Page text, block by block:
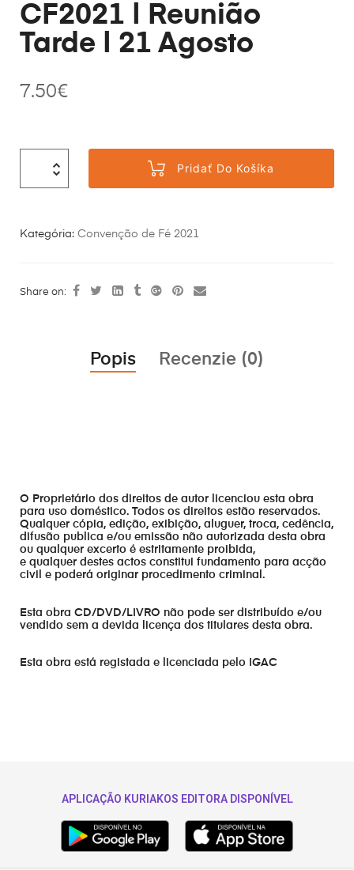
CF2021 | Reunião
Tarde | 21 Agosto
7.50€
Pridať Do Košíka
Kategória: Convenção de Fé 2021
Share on:
Popis Recenzie (0)
O Proprietário dos direitos de autor licenciou esta obra
para uso doméstico. Todos os direitos estão reservados.
Qualquer cópia, edição, exibição, aluguer, troca, cedência,
difusão publica e/ou emissão não autorizada desta obra
ou qualquer excerto é estritamente proibida,
e qualquer destes actos constitui fundamento para acção
civil e poderá originar procedimento criminal.
Esta obra CD/DVD/LIVRO não pode ser distribuído e/ou
vendido sem a devida licença dos titulares desta obra.
Esta obra está registada e licenciada pelo IGAC
APLICAÇÃO KURIAKOS EDITORA DISPONÍVEL